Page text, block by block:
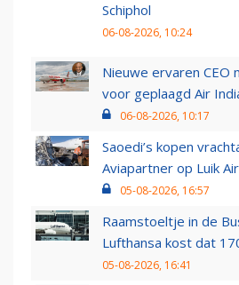
Schiphol
06-08-2026, 10:24
Nieuwe ervaren CEO
voor geplaagd Air
06-08-2026, 10:17
Saoedi’s kopen
Aviapartner op Luik
05-08-2026, 16:57
Raamstoeltje in de
Lufthansa kost dat
05-08-2026, 16:41